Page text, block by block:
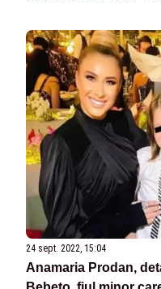
24 sept. 2022, 15:04
Anamaria Prodan,